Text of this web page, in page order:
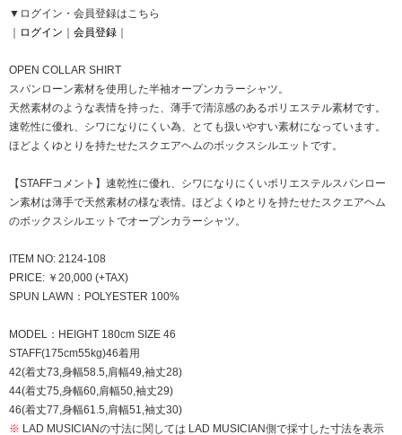
▼ログイン・会員登録はこちら
｜ ログイン ｜ 会員登録 ｜
OPEN COLLAR SHIRT
スパンローン素材を使用した半袖オープンカラーシャツ。
天然素材のような表情を持った、薄手で清涼感のあるポリエステル素材です。
速乾性に優れ、シワになりにくい為、とても扱いやすい素材になっています。
ほどよくゆとりを持たせたスクエアヘムのボックスシルエットです。
【STAFFコメント】速乾性に優れ、シワになりにくいポリエステルスパンロー
ン素材は薄手で天然素材の様な表情。ほどよくゆとりを持たせたスクエアヘム
のボックスシルエットでオープンカラーシャツ。
ITEM NO: 2124-108
PRICE: ￥20,000 (+TAX)
SPUN LAWN：POLYESTER 100%
MODEL：HEIGHT 180cm SIZE 46
STAFF(175cm55kg)46着用
42(着丈73,身幅58.5,肩幅49,袖丈28)
44(着丈75,身幅60,肩幅50,袖丈29)
46(着丈77,身幅61.5,肩幅51,袖丈30)
※ LAD MUSICIANの寸法に関しては LAD MUSICIAN側で採寸した寸法を表示